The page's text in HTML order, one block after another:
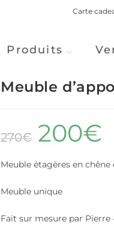
Carte
Produits
Meuble
270€ 200€
Meuble étagères en chêne
Meuble unique
Fait sur mesure par Pierre